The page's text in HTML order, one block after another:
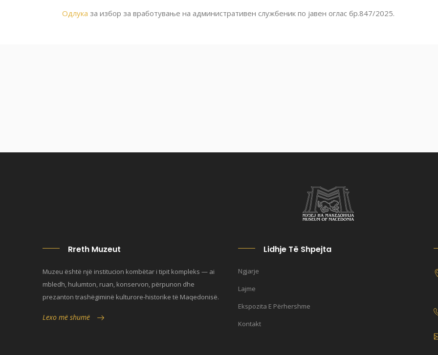
Одлука за избор за вработување на административен службеник по јавен оглас бр.847/2025.
Rreth Muzeut
Muzeu është një institucion kombëtar i tipit kompleks — ai
mbledh, hulumton, ruan, konservon, përpunon dhe
prezanton trashëgiminë kulturore-historike të Maqedonisë.
Lexo më shumë
Lidhje Të Shpejta
Ngjarje
Lajme
Ekspozita E Përhershme
Kontakt